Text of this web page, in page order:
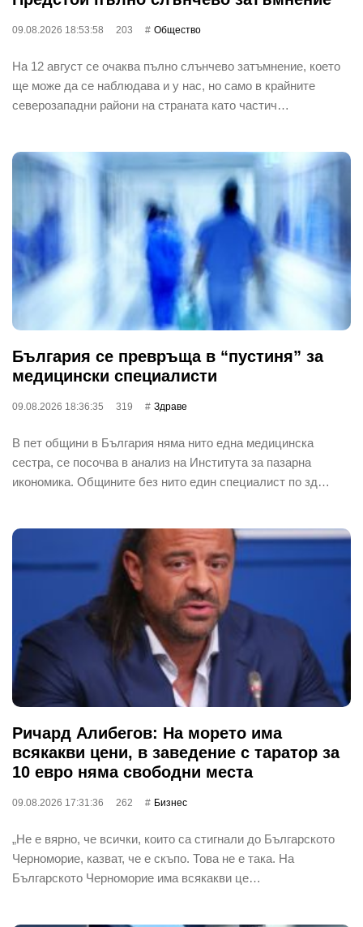
09.08.2026 18:53:58 203 Общество
На 12 август се очаква пълно слънчево затъмнение, което
ще може да се наблюдава и у нас, но само в крайните
северозападни райони на страната като частич…
България се превръща в “пустиня” за
медицински специалисти
09.08.2026 18:36:35 319 Здраве
В пет общини в България няма нито една медицинска
сестра, се посочва в анализ на Института за пазарна
икономика. Общините без нито един специалист по зд…
Ричард Алибегов: На морето има
всякакви цени, в заведение с таратор за
10 евро няма свободни места
09.08.2026 17:31:36 262 Бизнес
„Не е вярно, че всички, които са стигнали до Българското
Черноморие, казват, че е скъпо. Това не е така. На
Българското Черноморие има всякакви це…